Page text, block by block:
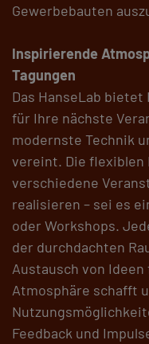
Gewerbebauten
Inspirierende
Tagungen
Das HanseLab
für Ihre nächste
modernste Technik
vereint. Die flexiblen
verschiedene
realisieren – sei es
oder Workshops.
der durchdachten
Austausch von
Atmosphäre schafft
Feedback und